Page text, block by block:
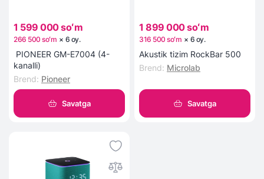
1 599 000 soʻm
266 500 soʻm × 6 oy.
PIONEER GM-E7004 (4-
kanalli)
Brend: Pioneer
Savatga
1 899 000 soʻm
316 500 soʻm × 6 oy.
Akustik tizim RockBar 500
Brend: Microlab
Savatga